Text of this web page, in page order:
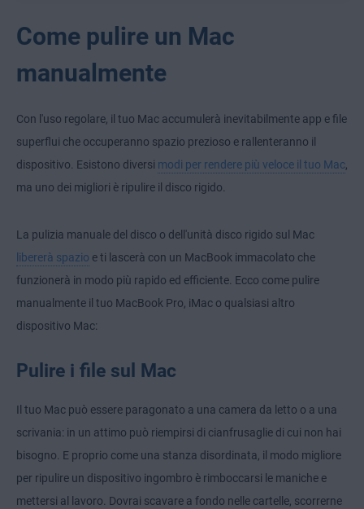
Come pulire un Mac
manualmente
Con l'uso regolare, il tuo Mac accumulerà inevitabilmente app e file
superflui che occuperanno spazio prezioso e rallenteranno il
dispositivo. Esistono diversi modi per rendere più veloce il tuo Mac,
ma uno dei migliori è ripulire il disco rigido.
La pulizia manuale del disco o dell'unità disco rigido sul Mac
libererà spazio e ti lascerà con un MacBook immacolato che
funzionerà in modo più rapido ed efficiente. Ecco come pulire
manualmente il tuo MacBook Pro, iMac o qualsiasi altro
dispositivo Mac:
Pulire i file sul Mac
Il tuo Mac può essere paragonato a una camera da letto o a una
scrivania: in un attimo può riempirsi di cianfrusaglie di cui non hai
bisogno. E proprio come una stanza disordinata, il modo migliore
per ripulire un dispositivo ingombro è rimboccarsi le maniche e
mettersi al lavoro. Dovrai scavare a fondo nelle cartelle, scorrerne